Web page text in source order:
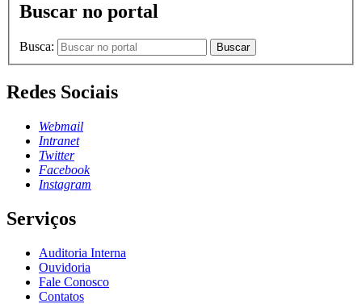
Buscar no portal
Busca: Buscar
Redes Sociais
Webmail
Intranet
Twitter
Facebook
Instagram
Serviços
Auditoria Interna
Ouvidoria
Fale Conosco
Contatos